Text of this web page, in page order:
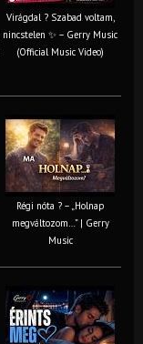
Virágdal ? Szabad voltam,
nincstelen ✨ – Gerry Music
(Official Music Video)
Régi nóta ? – „Holnap
megváltozom…” | Gerry
Music